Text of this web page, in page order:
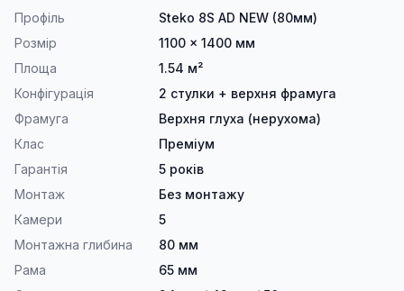
Профіль
Steko 8S AD NEW (80мм)
Розмір
1100 × 1400 мм
Площа
1.54 м²
Конфігурація
2 стулки + верхня фрамуга
Фрамуга
Верхня глуха (нерухома)
Клас
Преміум
Гарантія
5 років
Монтаж
Без монтажу
Камери
5
Монтажна глибина
80 мм
Рама
65 мм